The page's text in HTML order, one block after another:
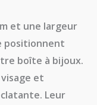
et une largeur
positionnent
boîte à bijoux.
et
Leur